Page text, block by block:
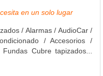
en un solo lugar
/ Alarmas / AudioCar /
/ Accesorios /
Cubre tapizados...